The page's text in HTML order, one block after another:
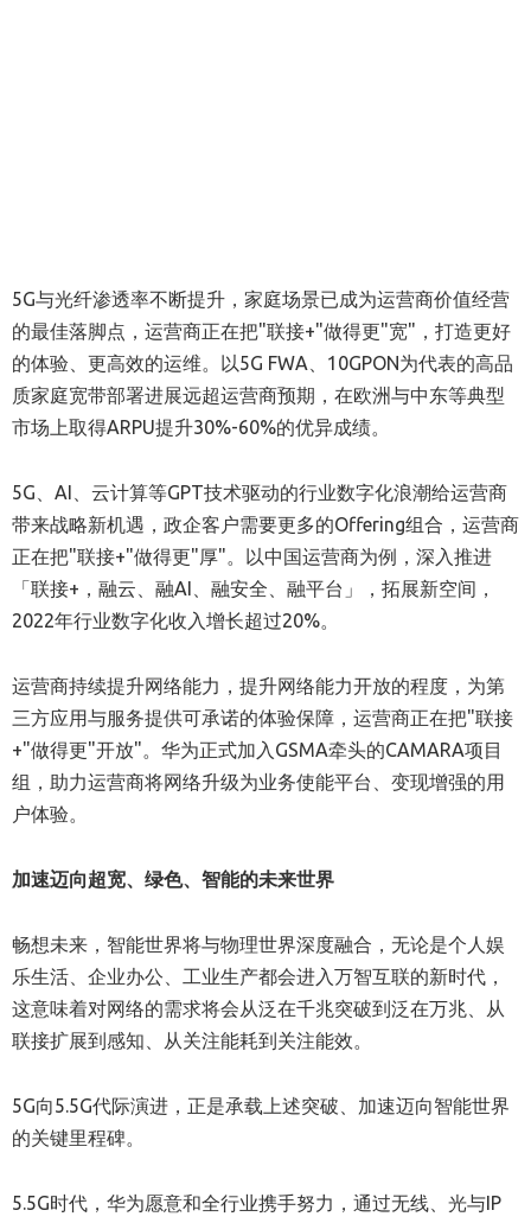
5G与光纤渗透率不断提升，家庭场景已成为运营商价值经营
的最佳落脚点，运营商正在把"联接+"做得更"宽"，打造更好
的体验、更高效的运维。以5G FWA、10GPON为代表的高品
质家庭宽带部署进展远超运营商预期，在欧洲与中东等典型
市场上取得ARPU提升30%-60%的优异成绩。
5G、AI、云计算等GPT技术驱动的行业数字化浪潮给运营商
带来战略新机遇，政企客户需要更多的Offering组合，运营商
正在把"联接+"做得更"厚"。以中国运营商为例，深入推进
「联接+，融云、融AI、融安全、融平台」，拓展新空间，
2022年行业数字化收入增长超过20%。
运营商持续提升网络能力，提升网络能力开放的程度，为第
三方应用与服务提供可承诺的体验保障，运营商正在把"联接
+"做得更"开放"。华为正式加入GSMA牵头的CAMARA项目
组，助力运营商将网络升级为业务使能平台、变现增强的用
户体验。
加速迈向超宽、绿色、智能的未来世界
畅想未来，智能世界将与物理世界深度融合，无论是个人娱
乐生活、企业办公、工业生产都会进入万智互联的新时代，
这意味着对网络的需求将会从泛在千兆突破到泛在万兆、从
联接扩展到感知、从关注能耗到关注能效。
5G向5.5G代际演进，正是承载上述突破、加速迈向智能世界
的关键里程碑。
5.5G时代，华为愿意和全行业携手努力，通过无线、光与IP